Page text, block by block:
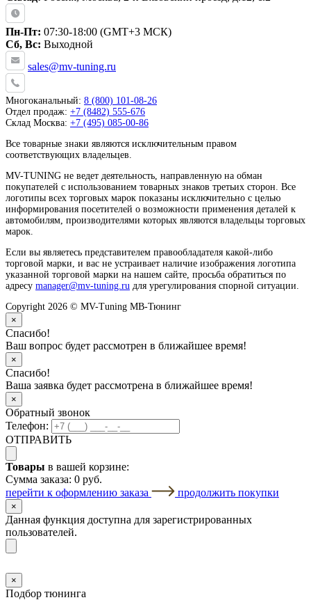
Пн-Пт: 07:30-18:00 (GMT+3 МСК)
Сб, Вс: Выходной
sales@mv-tuning.ru
Многоканальный: 8 (800) 101-08-26
Отдел продаж: +7 (8482) 555-676
Склад Москва: +7 (495) 085-00-86
Все товарные знаки являются исключительным правом
соответствующих владельцев.
MV-TUNING не ведет деятельность, направленную на обман
покупателей с использованием товарных знаков третьих сторон. Все
логотипы всех торговых марок показаны исключительно с целью
информирования посетителей о возможности применения деталей к
автомобилям, производителями которых являются владельцы торговых
марок.
Если вы являетесь представителем правообладателя какой-либо
торговой марки, и вас не устраивает наличие изображения логотипа
указанной торговой марки на нашем сайте, просьба обратиться по
адресу manager@mv-tuning.ru для урегулирования спорной ситуации.
Copyright 2026 © MV-Tuning МВ-Тюнинг
×
Спасибо!
Ваш вопрос будет рассмотрен в ближайшее время!
×
Спасибо!
Ваша заявка будет рассмотрена в ближайшее время!
×
Обратный звонок
Телефон:
ОТПРАВИТЬ
Товары в вашей корзине:
Сумма заказа: 0 руб.
перейти к оформлению заказа
продолжить покупки
×
Данная функция доступна для зарегистрированных
пользователей.
×
Подбор тюнинга